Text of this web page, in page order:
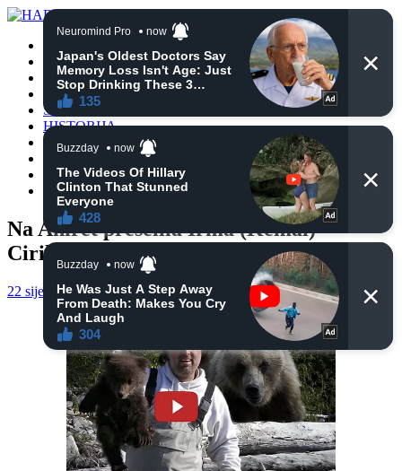
VIJESTI
BIH
TURSKA
SVIJET
HISTORIJA
RELIGIJA
ZANIMLJIVOSTI
CRNA HRONIKA
OBAVIJESTI
Na Ahiret preselila Irma (Kemal)
Ciriković
22 siječnja, 2025 haberhana POČETNA